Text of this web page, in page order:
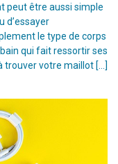
peut être aussi simple
d’essayer
le type de corps
qui fait ressortir ses
trouver votre maillot […]